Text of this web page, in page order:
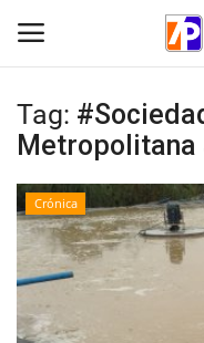
Inicio
Crónica
Policial
Tribunales
Tag:
Metropolitana
Crónica